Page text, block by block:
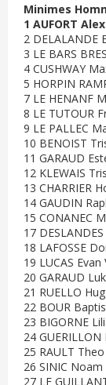
Minimes
1 AUFORT
2 DELALANDE
3 LE BARS
4 CUSHWAY
5 HORPIN
7 LE HENANF
8 LE TUTOUR
9 LE PALLEC
10 BENOIST
11 GARAUD
12 KLEWAIS
13 CHARRIER
14 GAUDIN
15 CONANEC
17
18 LAFOSSE
19 LUCAS Evan
20 GARAUD
21 RUELLO
22 BOUR
23 BIGORNE
24 GUERILLON
25 RAULT
26 SINIC Noam
27 LE